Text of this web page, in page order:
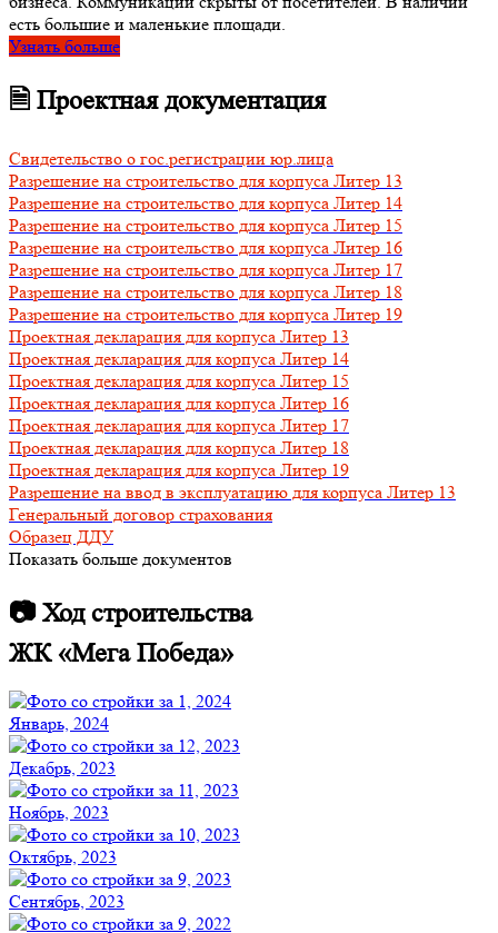
есть большие и маленькие площади.
Узнать больше
🗎 Проектная документация
Свидетельство о гос.регистрации юр.лица
Разрешение на строительство для корпуса Литер 13
Разрешение на строительство для корпуса Литер 14
Разрешение на строительство для корпуса Литер 15
Разрешение на строительство для корпуса Литер 16
Разрешение на строительство для корпуса Литер 17
Разрешение на строительство для корпуса Литер 18
Разрешение на строительство для корпуса Литер 19
Проектная декларация для корпуса Литер 13
Проектная декларация для корпуса Литер 14
Проектная декларация для корпуса Литер 15
Проектная декларация для корпуса Литер 16
Проектная декларация для корпуса Литер 17
Проектная декларация для корпуса Литер 18
Проектная декларация для корпуса Литер 19
Разрешение на ввод в эксплуатацию для корпуса Литер 13
Генеральный договор страхования
Образец ДДУ
Показать больше документов
📷 Ход строительства
ЖК «Мега Победа»
Январь, 2024
Декабрь, 2023
Ноябрь, 2023
Октябрь, 2023
Сентябрь, 2023